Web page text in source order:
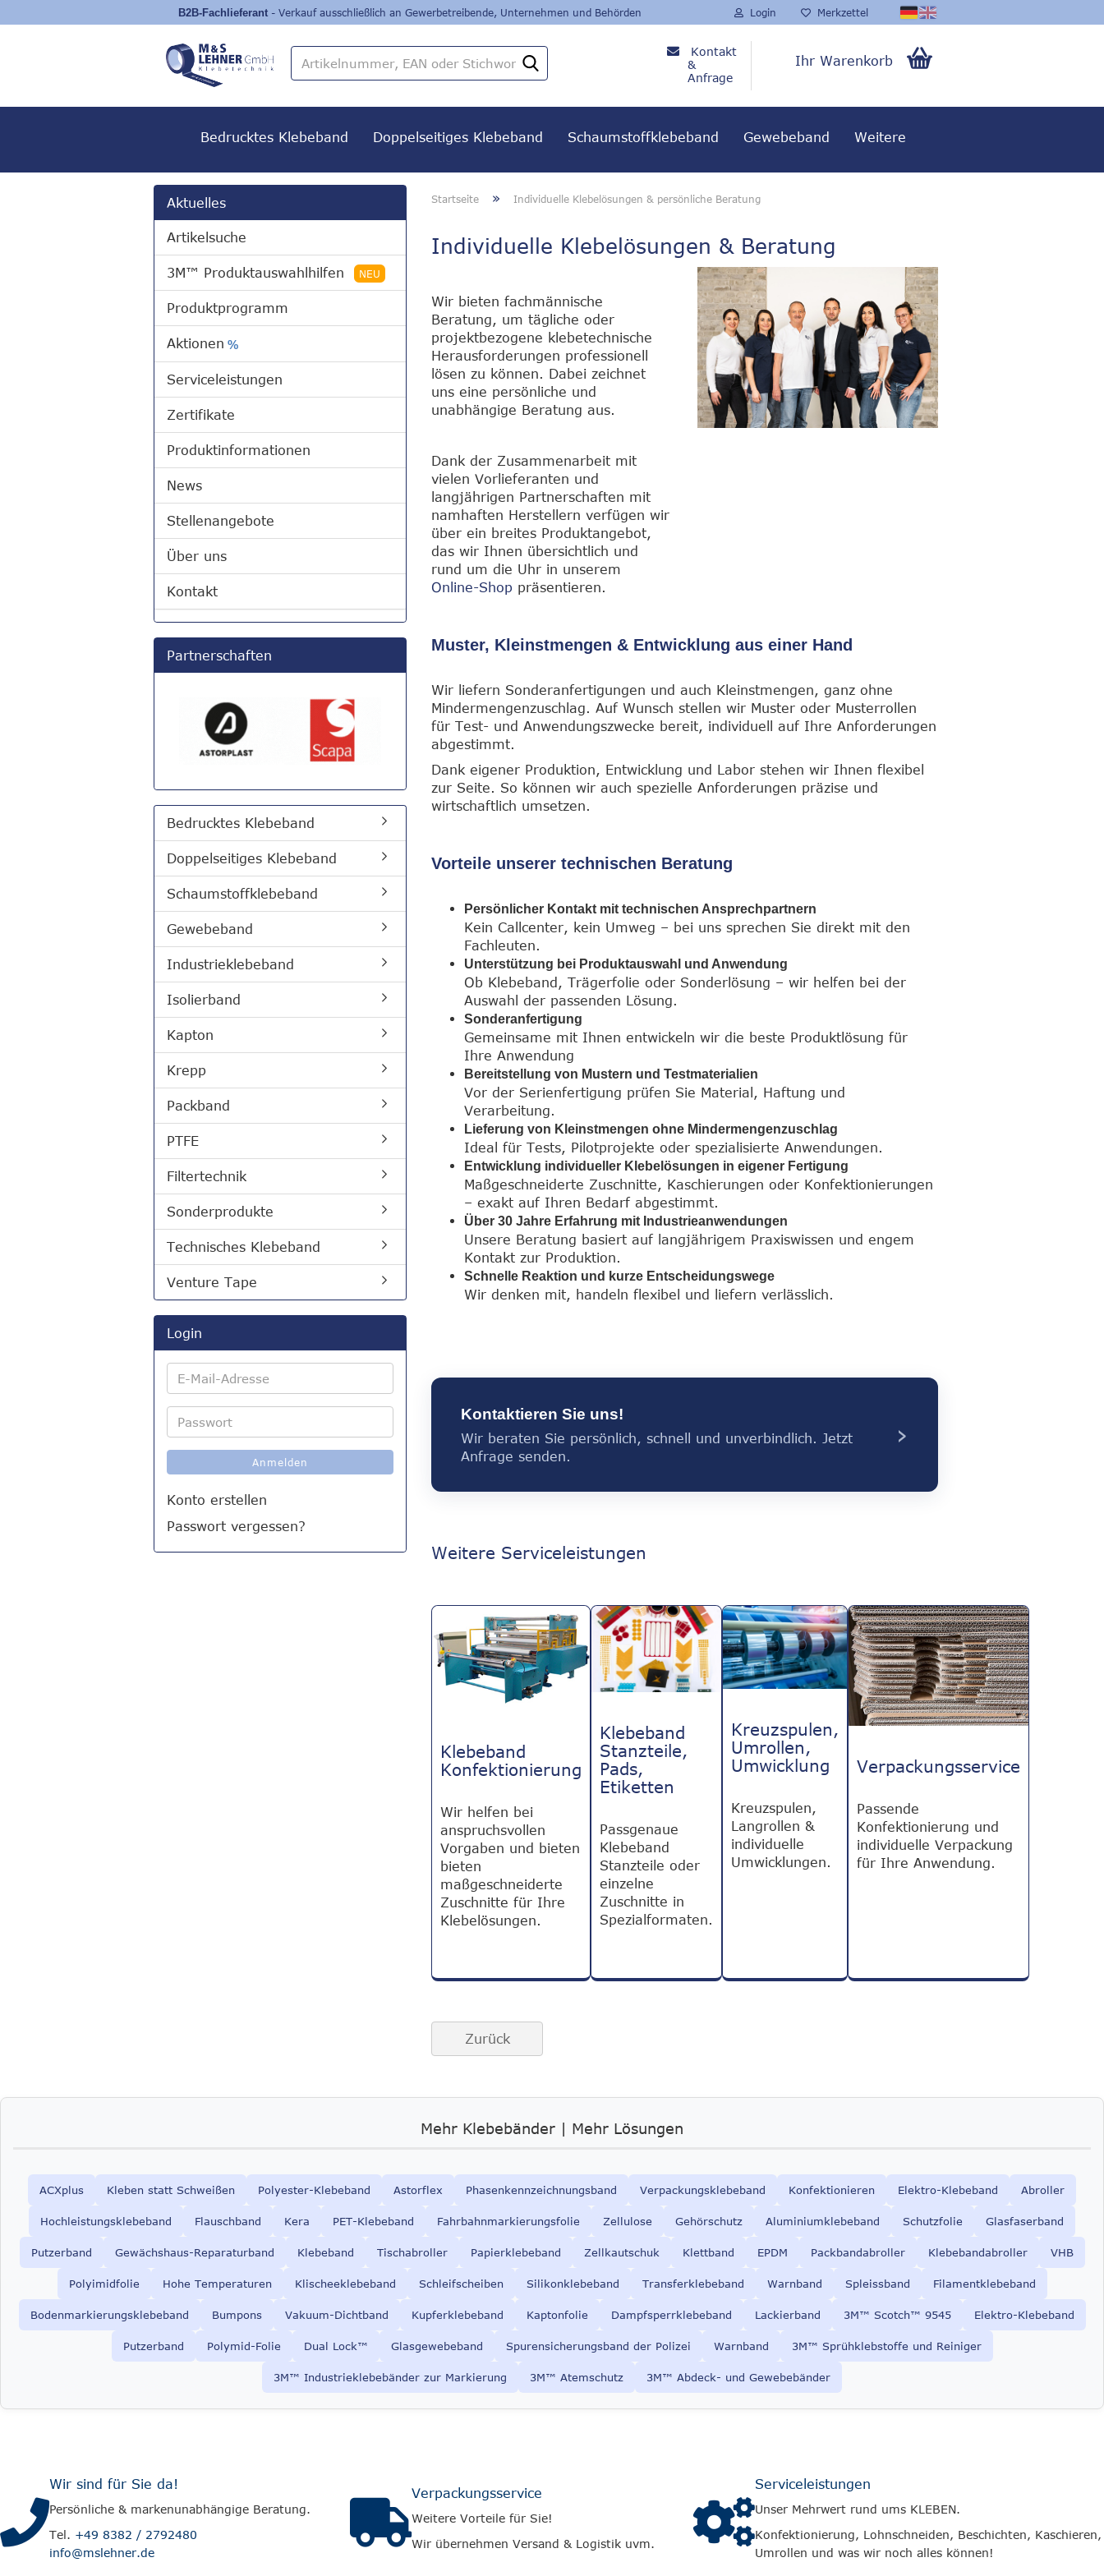
- Verkauf ausschließlich an Gewerbetreibende, Unternehmen und Behörden Login Merkzettel
Artikelnummer,
Stichwort
Kontakt
&
Anfrage
8382 /
80
Ihr Warenkorb
Bedrucktes Klebeband Doppelseitiges Klebeband Schaumstoffklebeband Gewebeband Weitere
Startseite » Individuelle Klebelösungen & persönliche Beratung
Individuelle Klebelösungen & Beratung
Wir bieten fachmännische
Beratung, um tägliche oder
projektbezogene klebetechnische
Herausforderungen professionell
lösen zu können. Dabei zeichnet
uns eine persönliche und
unabhängige Beratung aus.
Dank der Zusammenarbeit mit
vielen Vorlieferanten und
langjährigen Partnerschaften mit
namhaften Herstellern verfügen wir
über ein breites Produktangebot,
das wir Ihnen übersichtlich und
rund um die Uhr in unserem
Online-Shop präsentieren.
Muster, Kleinstmengen & Entwicklung aus einer Hand
Wir liefern Sonderanfertigungen und auch Kleinstmengen, ganz ohne
Mindermengenzuschlag. Auf Wunsch stellen wir Muster oder Musterrollen
für Test- und Anwendungszwecke bereit, individuell auf Ihre Anforderungen
abgestimmt.
Dank eigener Produktion, Entwicklung und Labor stehen wir Ihnen flexibel
zur Seite. So können wir auch spezielle Anforderungen präzise und
wirtschaftlich umsetzen.
Vorteile unserer technischen Beratung
Persönlicher Kontakt mit technischen Ansprechpartnern
Kein Callcenter, kein Umweg – bei uns sprechen Sie direkt mit den
Fachleuten.
Unterstützung bei Produktauswahl und Anwendung
Ob Klebeband, Trägerfolie oder Sonderlösung – wir helfen bei der
Auswahl der passenden Lösung.
Sonderanfertigung
Gemeinsame mit Ihnen entwickeln wir die beste Produktlösung für
Ihre Anwendung
Bereitstellung von Mustern und Testmaterialien
Vor der Serienfertigung prüfen Sie Material, Haftung und
Verarbeitung.
Lieferung von Kleinstmengen ohne Mindermengenzuschlag
Ideal für Tests, Pilotprojekte oder spezialisierte Anwendungen.
Entwicklung individueller Klebelösungen in eigener Fertigung
Maßgeschneiderte Zuschnitte, Kaschierungen oder Konfektionierungen
– exakt auf Ihren Bedarf abgestimmt.
Über 30 Jahre Erfahrung mit Industrieanwendungen
Unsere Beratung basiert auf langjährigem Praxiswissen und engem
Kontakt zur Produktion.
Schnelle Reaktion und kurze Entscheidungswege
Wir denken mit, handeln flexibel und liefern verlässlich.
Kontaktieren Sie uns!
Wir beraten Sie persönlich, schnell und unverbindlich. Jetzt
Anfrage senden.
›
Weitere Serviceleistungen
Klebeband
Konfektionierung
Wir helfen bei
anspruchsvollen
Vorgaben und bieten
bieten
maßgeschneiderte
Zuschnitte für Ihre
Klebelösungen.
Klebeband
Stanzteile,
Pads,
Etiketten
Passgenaue
Klebeband
Stanzteile oder
einzelne
Zuschnitte in
Spezialformaten.
Kreuzspulen,
Umrollen,
Umwicklung
Kreuzspulen,
Langrollen &
individuelle
Umwicklungen.
Verpackungsservice
Passende
Konfektionierung und
individuelle Verpackung
für Ihre Anwendung.
Zurück
Aktuelles
Artikelsuche
3M™ Produktauswahlhilfen NEU
Produktprogramm
Aktionen %
Serviceleistungen
Zertifikate
Produktinformationen
News
Stellenangebote
Über uns
Kontakt
Partnerschaften
Bedrucktes Klebeband
Doppelseitiges Klebeband
Schaumstoffklebeband
Gewebeband
Industrieklebeband
Isolierband
Kapton
Krepp
Packband
PTFE
Filtertechnik
Sonderprodukte
Technisches Klebeband
Venture Tape
Login
E-
Mail-
Passwort
Anmelden
Konto erstellen
Passwort vergessen?
Mehr Klebebänder | Mehr Lösungen
ACXplus Kleben statt Schweißen Polyester-Klebeband Astorflex Phasenkennzeichnungsband Verpackungsklebeband Konfektionieren Elektro-Klebeband Abroller
Hochleistungsklebeband Flauschband Kera PET-Klebeband Fahrbahnmarkierungsfolie Zellulose Gehörschutz Aluminiumklebeband Schutzfolie Glasfaserband
Putzerband Gewächshaus-Reparaturband Klebeband Tischabroller Papierklebeband Zellkautschuk Klettband EPDM Packbandabroller Klebebandabroller VHB
Polyimidfolie Hohe Temperaturen Klischeeklebeband Schleifscheiben Silikonklebeband Transferklebeband Warnband Spleissband Filamentklebeband
Bodenmarkierungsklebeband Bumpons Vakuum-Dichtband Kupferklebeband Kaptonfolie Dampfsperrklebeband Lackierband 3M™ Scotch™ 9545 Elektro-Klebeband
Putzerband Polymid-Folie Dual Lock™ Glasgewebeband Spurensicherungsband der Polizei Warnband 3M™ Sprühklebstoffe und Reiniger
3M™ Industrieklebebänder zur Markierung 3M™ Atemschutz 3M™ Abdeck- und Gewebebänder
Wir sind für Sie da!
Persönliche & markenunabhängige Beratung.
Tel. +49 8382 / 2792480
info@mslehner.de
Verpackungsservice
Weitere Vorteile für Sie!
Wir übernehmen Versand & Logistik uvm.
Serviceleistungen
Unser Mehrwert rund ums KLEBEN.
Konfektionierung, Lohnschneiden, Beschichten, Kaschieren,
Umrollen und was wir noch alles können!